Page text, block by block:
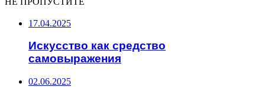
17.04.2025
Искусство как средство
самовыражения
02.06.2025